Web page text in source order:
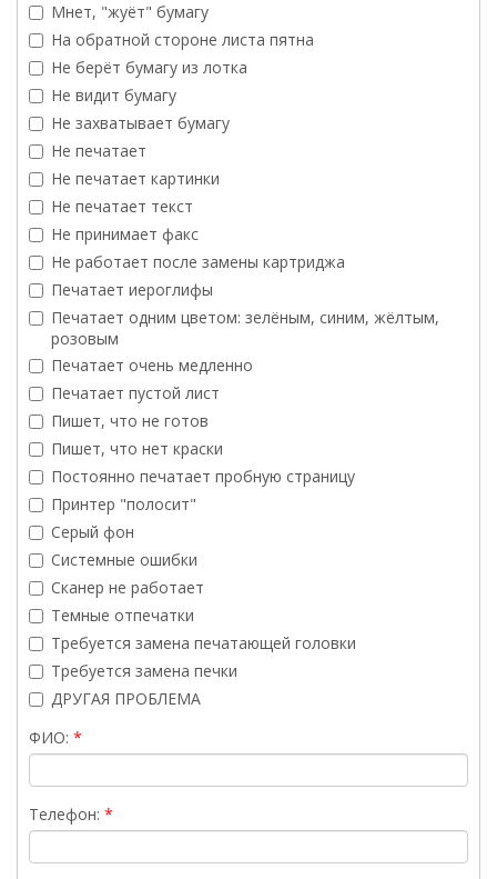
Мнет, "жуёт" бумагу
На обратной стороне листа пятна
Не берёт бумагу из лотка
Не видит бумагу
Не захватывает бумагу
Не печатает
Не печатает картинки
Не печатает текст
Не принимает факс
Не работает после замены картриджа
Печатает иероглифы
Печатает одним цветом: зелёным, синим, жёлтым,
розовым
Печатает очень медленно
Печатает пустой лист
Пишет, что не готов
Пишет, что нет краски
Постоянно печатает пробную страницу
Принтер "полосит"
Серый фон
Системные ошибки
Сканер не работает
Темные отпечатки
Требуется замена печатающей головки
Требуется замена печки
ДРУГАЯ ПРОБЛЕМА
ФИО:
Телефон: